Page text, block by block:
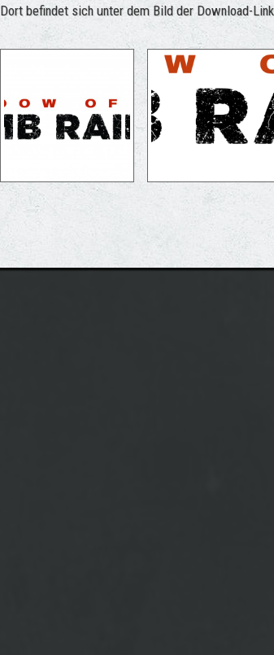
Dort befindet sich unter dem Bild der Download-